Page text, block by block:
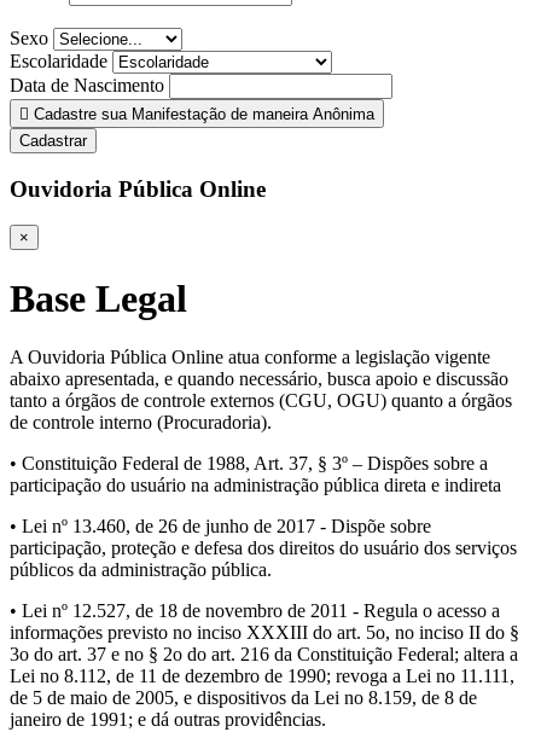
Sexo
Escolaridade
Data de Nascimento
Cadastre sua Manifestação de maneira Anônima
Cadastrar
Ouvidoria Pública Online
×
Base Legal
A Ouvidoria Pública Online atua conforme a legislação vigente
abaixo apresentada, e quando necessário, busca apoio e discussão
tanto a órgãos de controle externos (CGU, OGU) quanto a órgãos
de controle interno (Procuradoria).
• Constituição Federal de 1988, Art. 37, § 3º – Dispões sobre a
participação do usuário na administração pública direta e indireta
• Lei nº 13.460, de 26 de junho de 2017 - Dispõe sobre
participação, proteção e defesa dos direitos do usuário dos serviços
públicos da administração pública.
• Lei nº 12.527, de 18 de novembro de 2011 - Regula o acesso a
informações previsto no inciso XXXIII do art. 5o, no inciso II do §
3o do art. 37 e no § 2o do art. 216 da Constituição Federal; altera a
Lei no 8.112, de 11 de dezembro de 1990; revoga a Lei no 11.111,
de 5 de maio de 2005, e dispositivos da Lei no 8.159, de 8 de
janeiro de 1991; e dá outras providências.